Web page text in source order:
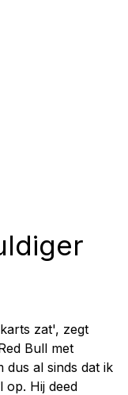
zat', zegt
Bull met
dus al sinds dat ik
op. Hij deed